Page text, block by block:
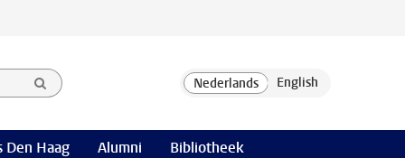
Den Haag Alumni Bibliotheek